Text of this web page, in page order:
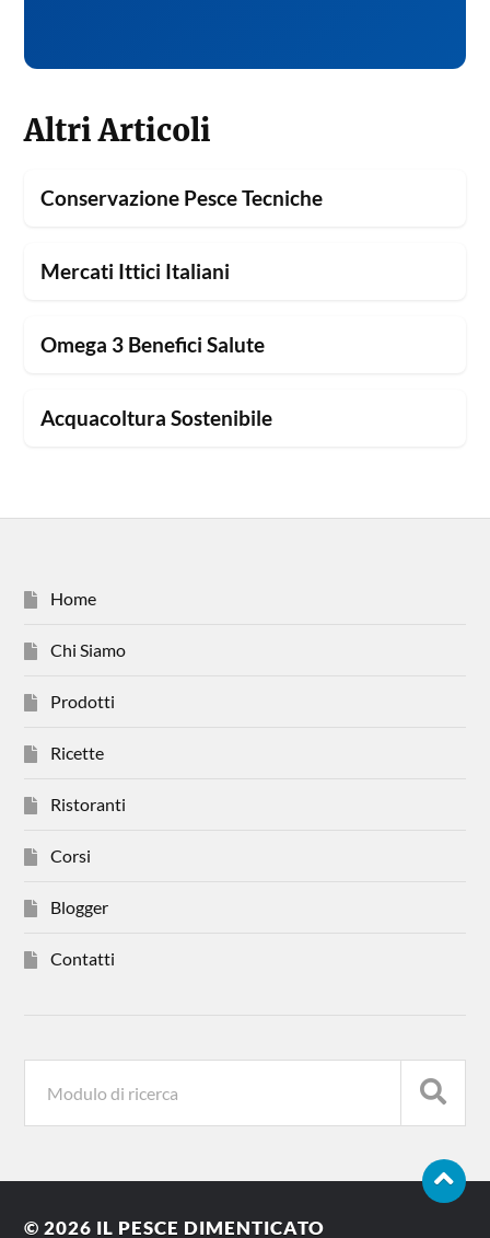
Altri Articoli
Conservazione Pesce Tecniche
Mercati Ittici Italiani
Omega 3 Benefici Salute
Acquacoltura Sostenibile
Home
Chi Siamo
Prodotti
Ricette
Ristoranti
Corsi
Blogger
Contatti
© 2026 IL PESCE DIMENTICATO